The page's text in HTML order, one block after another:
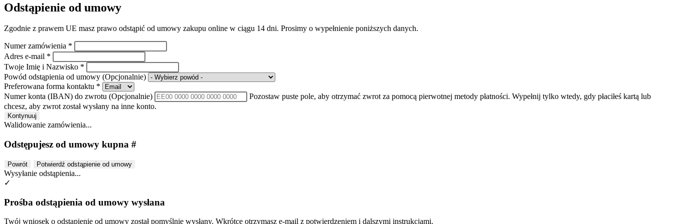
Odstąpienie od umowy
Zgodnie z prawem UE masz prawo odstąpić od umowy zakupu online w ciągu 14 dni. Prosimy o wypełnienie poniższych danych.
Numer zamówienia *
Adres e-mail *
Twoje Imię i Nazwisko *
Powód odstąpienia od umowy (Opcjonalnie)
Preferowana forma kontaktu *
Numer konta (IBAN) do zwrotu (Opcjonalnie)
Pozostaw puste pole, aby otrzymać zwrot za pomocą pierwotnej metody płatności. Wypełnij tylko wtedy, gdy płaciłeś kartą lub
chcesz, aby zwrot został wysłany na inne konto.
Kontynuuj
Walidowanie zamówienia...
Odstępujesz od umowy kupna #
Powrót Potwierdź odstąpienie od umowy
Wysyłanie odstąpienia...
✓
Prośba odstąpienia od umowy wysłana
Twój wniosek o odstąpienie od umowy został pomyślnie wysłany. Wkrótce otrzymasz e-mail z potwierdzeniem i dalszymi instrukcjami.